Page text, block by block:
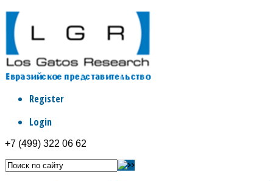
Register
Login
+7 (499) 322 06 62